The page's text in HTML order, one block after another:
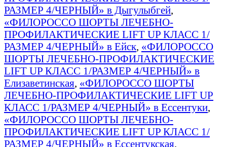
РАЗМЕР 4/ЧЕРНЫЙ» в Дыгулыбгей,
«ФИЛОРОССО ШОРТЫ ЛЕЧЕБНО-
ПРОФИЛАКТИЧЕСКИЕ LIFT UP КЛАСС 1/
РАЗМЕР 4/ЧЕРНЫЙ» в Ейск, «ФИЛОРОССО
ШОРТЫ ЛЕЧЕБНО-ПРОФИЛАКТИЧЕСКИЕ
LIFT UP КЛАСС 1/РАЗМЕР 4/ЧЕРНЫЙ» в
Елизаветинская, «ФИЛОРОССО ШОРТЫ
ЛЕЧЕБНО-ПРОФИЛАКТИЧЕСКИЕ LIFT UP
КЛАСС 1/РАЗМЕР 4/ЧЕРНЫЙ» в Ессентуки,
«ФИЛОРОССО ШОРТЫ ЛЕЧЕБНО-
ПРОФИЛАКТИЧЕСКИЕ LIFT UP КЛАСС 1/
РАЗМЕР 4/ЧЕРНЫЙ» в Ессентукская,